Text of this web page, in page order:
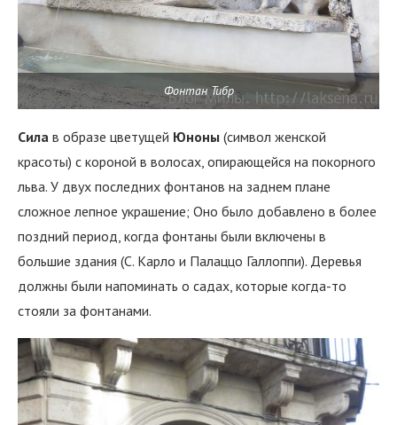
Фонтан Тибр
Сила в образе цветущей Юноны (символ женской
красоты) с короной в волосах, опирающейся на покорного
льва. У двух последних фонтанов на заднем плане
сложное лепное украшение; Оно было добавлено в более
поздний период, когда фонтаны были включены в
большие здания (С. Карло и Палаццо Галлоппи). Деревья
должны были напоминать о садах, которые когда-то
стояли за фонтанами.